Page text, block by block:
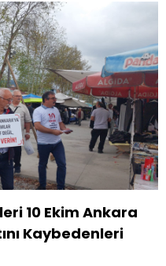
10 Ekim Ankara
Kaybedenleri